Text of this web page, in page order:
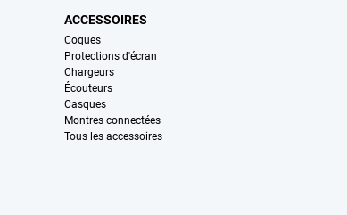
ACCESSOIRES
Coques
Protections d'écran
Chargeurs
Écouteurs
Casques
Montres connectées
Tous les accessoires